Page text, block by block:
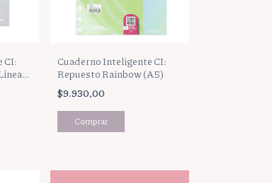
CI:
Cuaderno Inteligente CI:
Repuesto Rainbow (A5)
$9.930,00